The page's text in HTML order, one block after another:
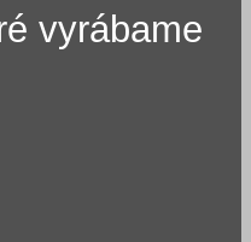
vyrábame